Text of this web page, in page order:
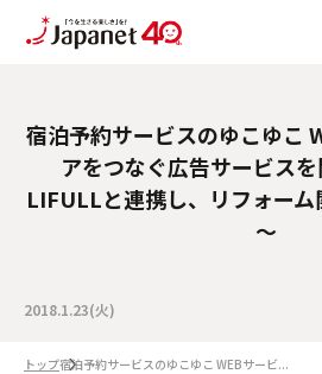
宿泊予約サービスのゆこゆこ
アをつなぐ広告サービス
LIFULLと連携し、リフォー
～
2018.1.23(火)
トップ宿泊予約サービスのゆこゆこ WEBサービ...